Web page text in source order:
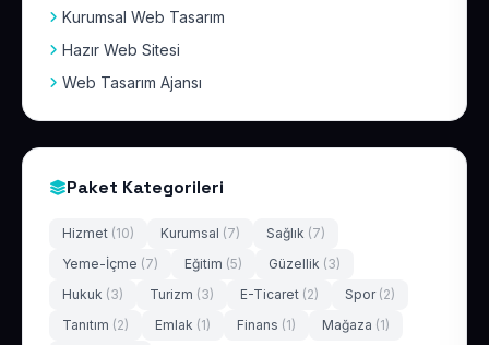
Kurumsal Web Tasarım
Hazır Web Sitesi
Web Tasarım Ajansı
Paket Kategorileri
Hizmet (10) Kurumsal (7) Sağlık (7)
Yeme-İçme (7) Eğitim (5) Güzellik (3)
Hukuk (3) Turizm (3) E-Ticaret (2) Spor (2)
Tanıtım (2) Emlak (1) Finans (1) Mağaza (1)